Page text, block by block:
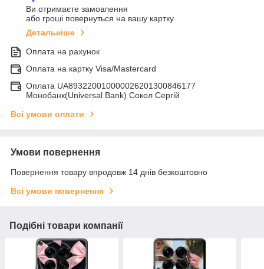
Ви отримаєте замовлення
або гроші повернуться на вашу картку
Детальніше
Оплата на рахунок
Оплата на картку Visa/Mastercard
Оплата UA893220010000026201300846177
Монобанк(Universal Bank) Сокол Сергій
Всі умови оплати
Умови повернення
Повернення товару впродовж 14 днів безкоштовно
Всі умови повернення
Подібні товари компанії